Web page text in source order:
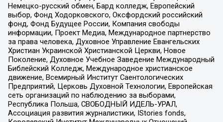
Немецко-русский обмен, Бард колледж, Европейский
выбор, Фонд Ходорковского, Оксфордский российский
фонд, Фонд Будущее России, Компания свободы
информации, Проект Медиа, Международное партнерство
за права человека, Духовное Управление Евангельских
Христиан Украинской Христианской Церкви, Новое
Поколение, Духовное Учебное Заведение Международный
Библейский Колледж, Международное христианское
движение, Всемирный Институт Саентологических
Предприятий, Церковь Духовной Технологии, Европейская
сеть организаций по наблюдению за выборами,
Республика Польша, СВОБОДНЫЙ ИДЕЛЬ-УРАЛ,
Ассоциация развития журналистики, IStories fonds,